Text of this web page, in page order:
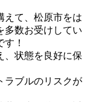
えて、松原市をは
多数お受けしてい
！
、状態を良好に保
ラブルのリスクが